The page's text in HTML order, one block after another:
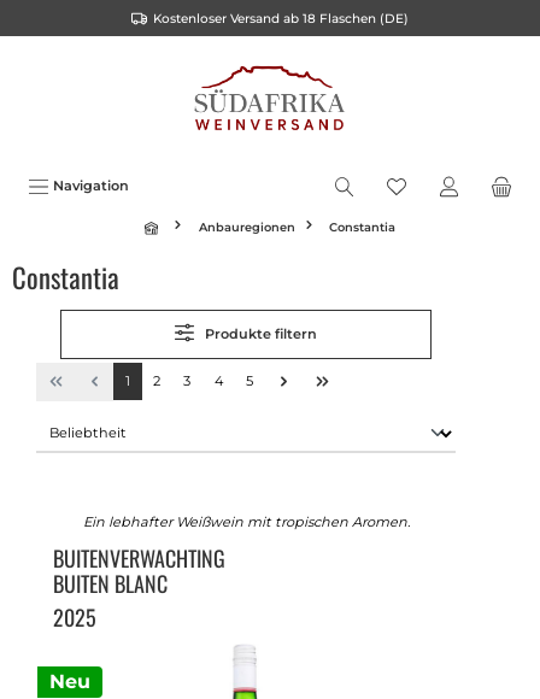
Kostenloser Versand ab 18 Flaschen (DE)
Navigation
Anbauregionen Constantia
Constantia
Produkte filtern
1 2 3 4 5
Neu
Ein lebhafter Weißwein mit tropischen Aromen.
BUITENVERWACHTING
BUITEN BLANC
2025